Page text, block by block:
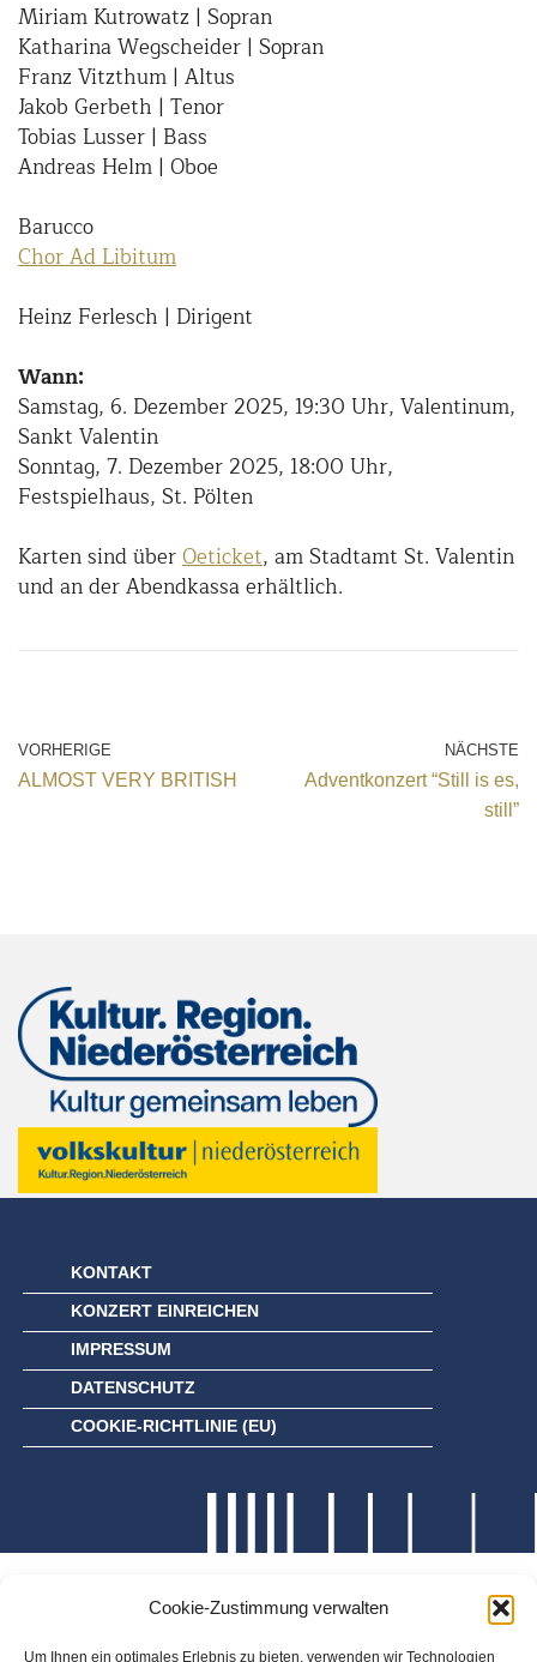
Cookie-Zustimmung verwalten
Um Ihnen ein optimales Erlebnis zu bieten, verwenden wir Technologien
Miriam Kutrowatz | Sopran
Katharina Wegscheider | Sopran
Franz Vitzthum | Altus
Jakob Gerbeth | Tenor
Tobias Lusser | Bass
Andreas Helm | Oboe
Barucco
Chor Ad Libitum
Heinz Ferlesch | Dirigent
Wann:
Samstag, 6. Dezember 2025, 19:30 Uhr, Valentinum,
Sankt Valentin
Sonntag, 7. Dezember 2025, 18:00 Uhr,
Festspielhaus, St. Pölten
Karten sind überOeticket, am Stadtamt St. Valentin
und an der Abendkassa erhältlich.
VORHERIGE
ALMOST VERY BRITISH
NÄCHSTE
Adventkonzert “Still is es,
still”
KONTAKT
KONZERT EINREICHEN
IMPRESSUM
DATENSCHUTZ
COOKIE-RICHTLINIE (EU)